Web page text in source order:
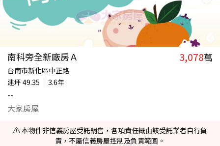
南科旁全新廠房Ａ 3,078萬
台南市新化區中正路
建坪 49.35
3.6年
--
大家房屋
⚠️ 本物件非信義房屋受託銷售，各項責任概由該受託業者自行負
責，不屬信義房屋控制及負責範圍。